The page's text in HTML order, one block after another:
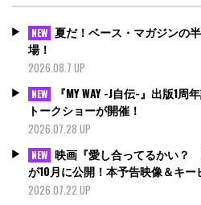
NEW 夏だ！ベース・マガジンの
場！
2026.08.7 UP
NEW
『MY WAY -J自伝-』出版1
トークショーが開催！
2026.07.28 UP
NEW 映画『愛し合ってるかい？
が10月に公開！本予告映像＆キ
2026.07.22 UP